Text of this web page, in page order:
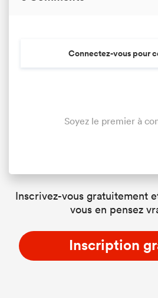
Connectez-vous pour
Soyez le premier à
Inscrivez-vous gratuitement
vous en pensez
Inscription